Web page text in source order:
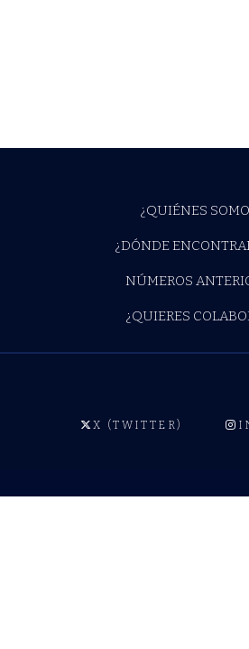
¿QUIÉNES
¿DÓNDE
NÚMEROS
¿QUIERES
X (TWITTER)